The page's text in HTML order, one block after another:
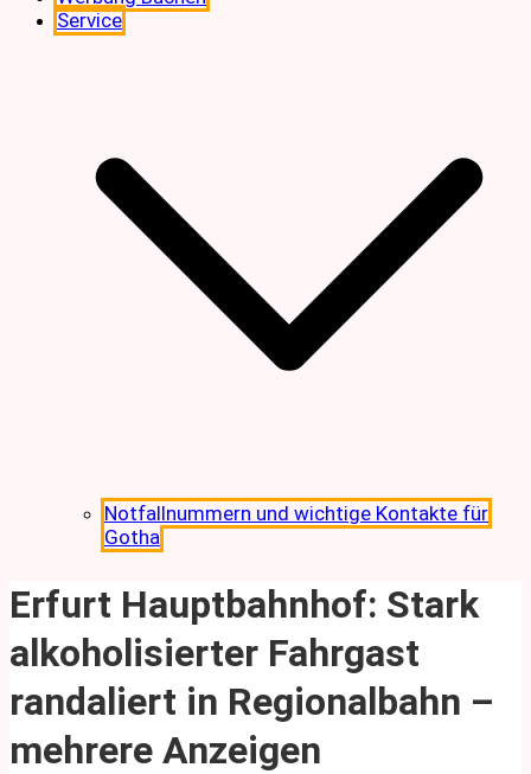
Service
Notfallnummern und wichtige Kontakte für
Gotha
Erfurt Hauptbahnhof: Stark
alkoholisierter Fahrgast
randaliert in Regionalbahn –
mehrere Anzeigen